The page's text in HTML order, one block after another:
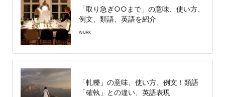
「取り急ぎ○○まで」の意味、使い方、
例文、類語、英語を紹介
WURK
「軋轢」の意味、使い方、例文！類語
「確執」との違い、英語表現